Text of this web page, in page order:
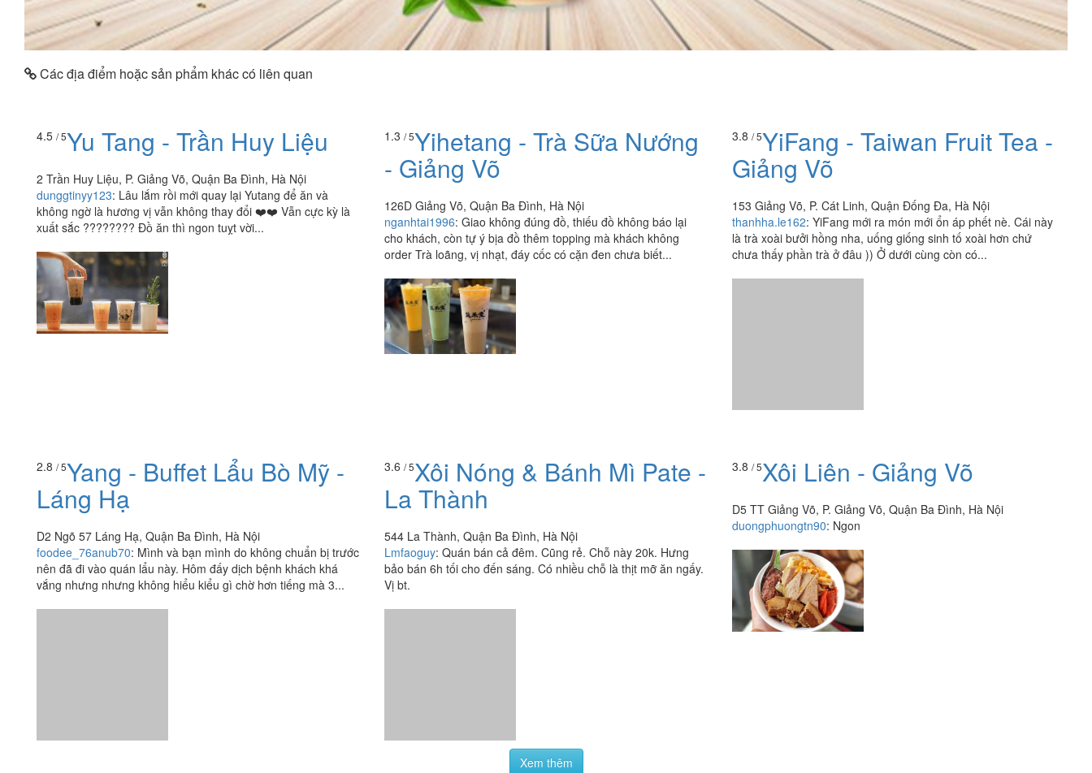
Các địa điểm hoặc sản phẩm khác có liên quan
4.5 / 5Yu Tang - Trần Huy Liệu
2 Trần Huy Liệu, P. Giảng Võ, Quận Ba Đình, Hà Nội
dunggtinyy123: Lâu lắm rồi mới quay lại Yutang để ăn và
không ngờ là hương vị vẫn không thay đổi ❤️❤️ Vẫn cực kỳ là
xuất sắc ???????? Đồ ăn thì ngon tuỵt vời...
1.3 / 5Yihetang - Trà Sữa Nướng
- Giảng Võ
126D Giảng Võ, Quận Ba Đình, Hà Nội
nganhtai1996: Giao không đúng đồ, thiếu đồ không báo lại
cho khách, còn tự ý bịa đồ thêm topping mà khách không
order Trà loãng, vị nhạt, đáy cốc có cặn đen chưa biết...
3.8 / 5YiFang - Taiwan Fruit Tea -
Giảng Võ
153 Giảng Võ, P. Cát Linh, Quận Đống Đa, Hà Nội
thanhha.le162: YiFang mới ra món mới ổn áp phết nè. Cái này
là trà xoài bưởi hồng nha, uống giống sinh tố xoài hơn chứ
chưa thấy phần trà ở đâu )) Ở dưới cùng còn có...
D2 Ngõ 57 Láng Hạ, Quận Ba Đình, Hà Nội
foodee_76anub70
nên đã đi vào quán lẩu này. Hôm đấy dịch bệnh khách khá
vắng nhưng nhưng không hiểu kiểu gì chờ hơn tiếng mà 3...
544 La Thành, Quận Ba Đình, Hà Nội
Lmfaoguy :Quán bán cả đêm. Cũng rẻ. Chỗ này 20k. Hưng
Vị bt.
Xôi Liên - Giảng Võ
D5 TT Giảng Võ, P. Giảng Võ, Quận Ba Đình, Hà Nội
duongphuongtn90:Ngon
Giáo dục-